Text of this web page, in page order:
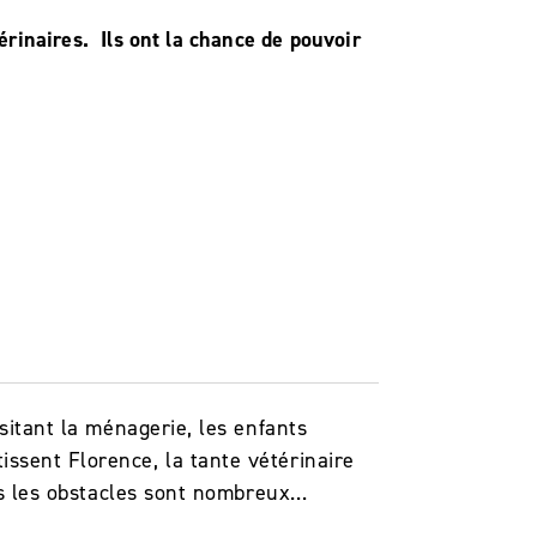
Ils ont la chance de pouvoir
la ménagerie, les enfants
Florence, la tante vétérinaire
les obstacles sont nombreux…